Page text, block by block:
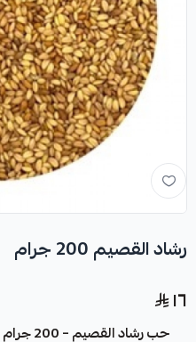
رشاد القصيم 200 جرام
١٦
حب رشاد القصيم – 200 جرام